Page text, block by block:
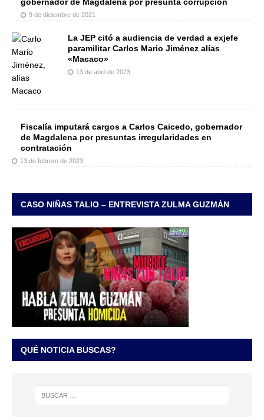
gobernador de Magdalena por presunta corrupción
9 de diciembre de 2021
La JEP citó a audiencia de verdad a exjefe
paramilitar Carlos Mario Jiménez alías
«Macaco»
13 de abril de 2023
Fiscalía imputará cargos a Carlos Caicedo, gobernador
de Magdalena por presuntas irregularidades en
contratación
13 de febrero de 2023
CASO NIÑAS TALIO – ENTREVISTA ZULMA GUZMÁN
QUÉ NOTICIA BUSCAS?